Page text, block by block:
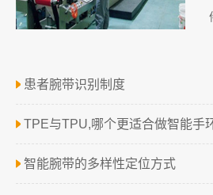
患者腕带识别制度
TPE与TPU,哪个更适合做智能手
智能腕带的多样性定位方式